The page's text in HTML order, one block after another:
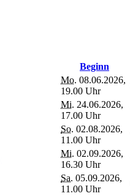
Beginn
Mo. 08.06.2026,
19.00 Uhr
Mi. 24.06.2026,
17.00 Uhr
So. 02.08.2026,
11.00 Uhr
Mi. 02.09.2026,
16.30 Uhr
Sa. 05.09.2026,
11.00 Uhr